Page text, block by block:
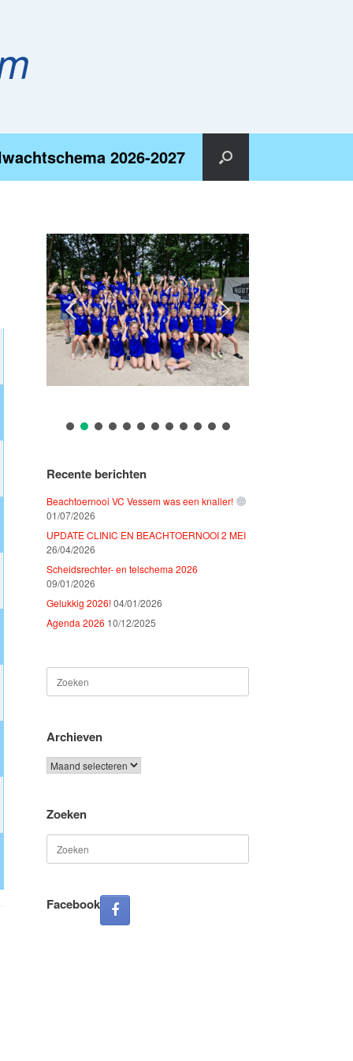
2026-2027
Recente berichten
Beachtoernooi VC Vessem was een knaller!
01/07/2026
UPDATE CLINIC EN BEACHTOERNOOI 2 MEI
26/04/2026
Scheidsrechter- en telschema 2026
09/01/2026
Gelukkig 2026!04/01/2026
Agenda 2026 10/12/2025
naar:
Archieven
Archieven
Zoeken
naar:
Facebook